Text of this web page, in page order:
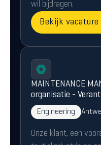
wil bijdragen.
Bekijk vacature
MAINTENANCE
organisatie -
Engineering
Onze klant, een